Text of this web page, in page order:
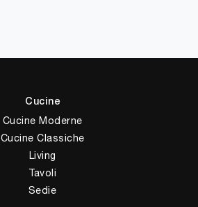
Cucine
Cucine Moderne
Cucine Classiche
Living
Tavoli
Sedie